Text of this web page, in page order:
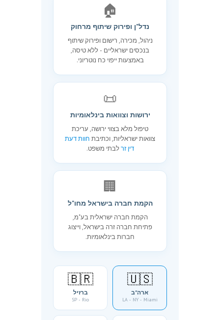
🏠
נדל"ן ופירוק שיתוף מרחוק
ניהול, מכירה, רישום ופירוק שיתוף
בנכסים ישראליים - ללא טיסה,
באמצעות ייפוי כח נוטריוני.
📜
ירושות וצוואות בינלאומיות
טיפול מלא בצווי ירושה, עריכת
צוואות ישראליות, וכתיבת חוות דעת
דין זרלבתי משפט.
🏢
הקמת חברה בישראל מחו"ל
הקמת חברה ישראלית בע"מ,
פתיחת חברה זרה בישראל, וייצוג
חברות בינלאומיות.
🇺🇸
ארה"ב
LA - NY - Miami
🇧🇷
ברזיל
SP - Rio